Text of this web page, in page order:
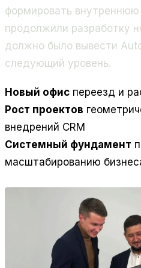
формировать
продолжили разработку
должно было вывести
следующий уровень.
Новый офис переезд и
Рост проектов
внедрений CRM
Системный фундамент
масштабированию